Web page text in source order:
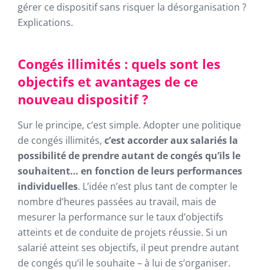
gérer ce dispositif sans risquer la désorganisation ?
Explications.
Congés illimités : quels sont les
objectifs et avantages de ce
nouveau dispositif ?
Sur le principe, c’est simple. Adopter une politique
de congés illimités, c’est accorder aux salariés la
possibilité de prendre autant de congés qu’ils le
souhaitent… en fonction de leurs performances
individuelles. L’idée n’est plus tant de compter le
nombre d’heures passées au travail, mais de
mesurer la performance sur le taux d’objectifs
atteints et de conduite de projets réussie. Si un
salarié atteint ses objectifs, il peut prendre autant
de congés qu’il le souhaite – à lui de s’organiser.